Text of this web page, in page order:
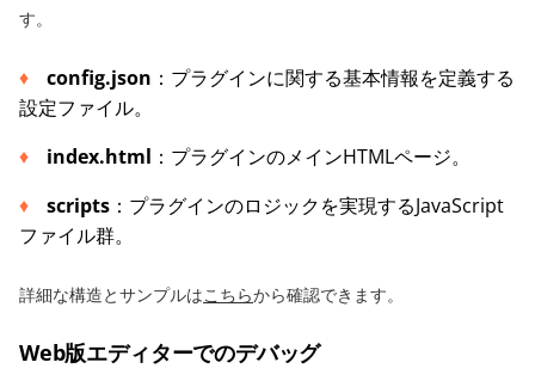
す。
config.json ：プラグインに関する基本情報を定義する
設定ファイル。
index.html ：プラグインのメインHTMLページ。
scripts ：プラグインのロジックを実現するJavaScript
ファイル群。
詳細な構造とサンプルはこちらから確認できます。
Web版エディターでのデバッグ